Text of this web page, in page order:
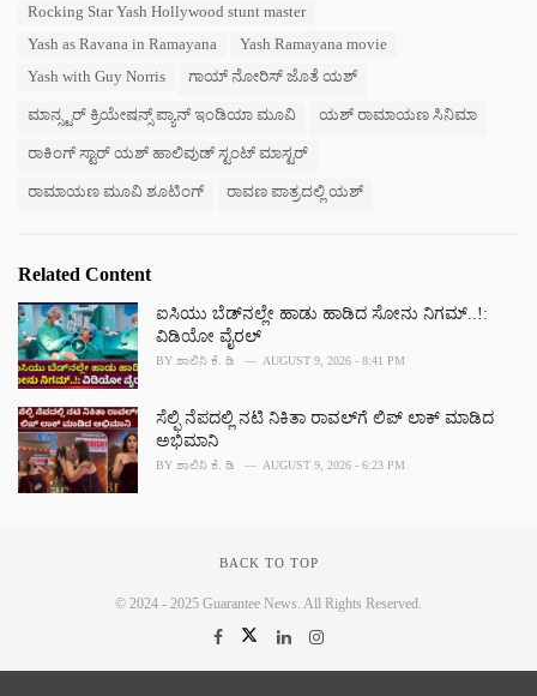
Rocking Star Yash Hollywood stunt master
Yash as Ravana in Ramayana
Yash Ramayana movie
Yash with Guy Norris
ಗಾಯ್ ನೋರಿಸ್ ಜೊತೆ ಯಶ್
ಮಾನ್ಸ್ಟರ್ ಕ್ರಿಯೇಷನ್ಸ್ ಪ್ಯಾನ್ ಇಂಡಿಯಾ ಮೂವಿ ಯಶ್ ರಾಮಾಯಣ ಸಿನಿಮಾ
ರಾಕಿಂಗ್ ಸ್ಟಾರ್ ಯಶ್ ಹಾಲಿವುಡ್ ಸ್ಟಂಟ್ ಮಾಸ್ಟರ್
ರಾಮಾಯಣ ಮೂವಿ ಶೂಟಿಂಗ್ ರಾವಣ ಪಾತ್ರದಲ್ಲಿ ಯಶ್
Related Content
ಐಸಿಯು ಬೆಡ್‌ನಲ್ಲೇ ಹಾಡು ಹಾಡಿದ ಸೋನು ನಿಗಮ್..!:
ವಿಡಿಯೋ ವೈರಲ್
BY ಶಾಲಿನಿ ಕೆ. ಡಿ AUGUST 9, 2026 - 8:41 PM
ಸೆಲ್ಫಿ ನೆಪದಲ್ಲಿ ನಟಿ ನಿಕಿತಾ ರಾವಲ್‌‌ಗೆ ಲಿಪ್ ಲಾಕ್ ಮಾಡಿದ
ಅಭಿಮಾನಿ
BY ಶಾಲಿನಿ ಕೆ. ಡಿ AUGUST 9, 2026 - 6:23 PM
BACK TO TOP
© 2024 - 2025 Guarantee News. All Rights Reserved.